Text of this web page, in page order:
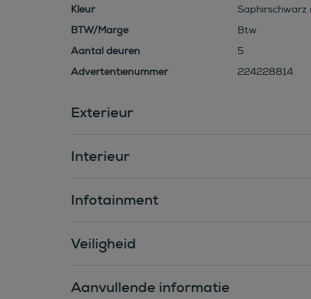
Kleur
BTW/Marge
Btw
Aantal deuren
5
Advertentienummer
224228814
Exterieur
Interieur
Infotainment
Veiligheid
Aanvullende informatie